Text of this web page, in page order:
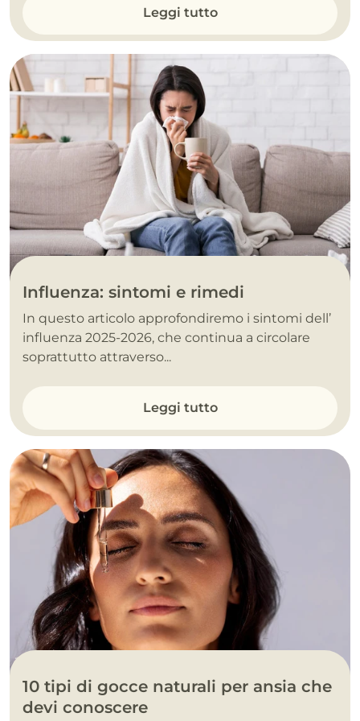
Leggi tutto
Influenza: sintomi e rimedi
In questo articolo approfondiremo i sintomi dell’
influenza 2025-2026, che continua a circolare
soprattutto attraverso...
Leggi tutto
10 tipi di gocce naturali per ansia che
devi conoscere